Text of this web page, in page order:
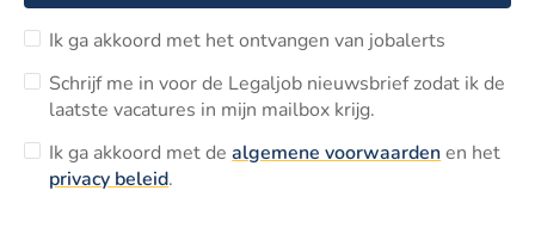
Ik ga akkoord met het ontvangen van jobalerts
Schrijf me in voor de Legaljob nieuwsbrief zodat ik de
laatste vacatures in mijn mailbox krijg.
Ik ga akkoord met dealgemene voorwaardenen het
privacy beleid.